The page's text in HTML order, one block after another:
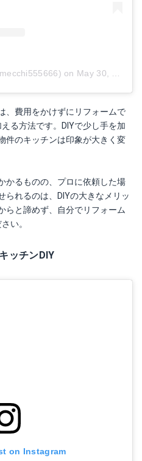
on May 30, 2018 at 2:39am PDT
、費用をかけずにリフォームで
る方法です。DIYで少し手を加
件のキッチンは印象が大きく変
かるものの、プロに依頼した場
られるのは、DIYの大きなメリッ
らと諦めず、自分でリフォーム
い。
ッチンDIY
on Instagram